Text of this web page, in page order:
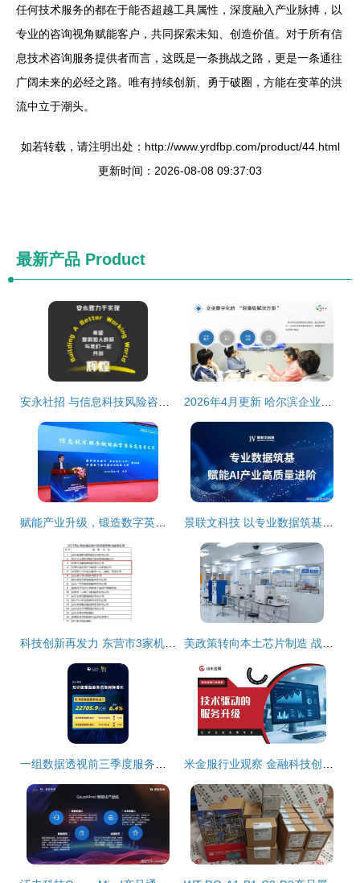
任何技术服务的都在于能否超越工具属性，深度融入产业脉搏，以
专业的咨询视角赋能客户，共同探索未知、创造价值。对于所有信
息技术咨询服务提供者而言，这既是一条挑战之路，更是一条通往
广阔未来的必经之路。唯有持续创新、勇于破圈，方能在变革的洪
流中立于潮头。
如若转载，请注明出处：http://www.yrdfbp.com/product/44.html
更新时间：2026-08-08 09:37:03
最新产品 Product
安永社招 与信息科技风险咨询共创信息技术咨询服务新辉煌 2026年4月更新 哈尔滨企业微信小程序开发服务商选购指南与品牌推荐
赋能产业升级，锻造数字英才——第三届信息技术服务产业发展论坛暨中国信息协会第五届信息技术服务业应用技能大赛颁奖典礼在京隆重举行 景联文科技 以专业数据筑基，赋能AI产业高质量进阶
科技创新再发力 东营市3家机构新获批省级技术转移服务机构 美政策转向本土芯片制造 战略调整背后的全球供应链重构
一组数据透视前三季度服务贸易成绩单 经济科技融合下信息技术咨询服务的亮眼表现 米金服行业观察 金融科技创新如何引领金融发展新趋势